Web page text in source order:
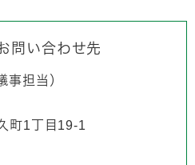
問い合わせ先
事担当
町1丁目19-1